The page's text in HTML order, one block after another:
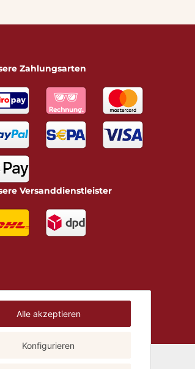
Alle akzeptieren
Konfigurieren
Zahlungsarten
Versanddienstleister
Powered byJTL-Shop